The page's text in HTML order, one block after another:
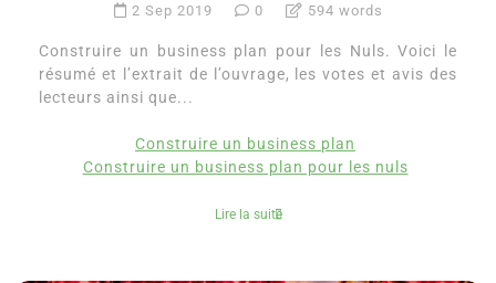
2 Sep 2019 0 594 words
Construire un business plan pour les Nuls. Voici le
résumé et l’extrait de l’ouvrage, les votes et avis des
lecteurs ainsi que...
Construire un business plan
Construire un business plan pour les nuls
Lire la suite